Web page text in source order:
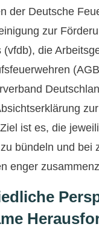
der Deutsche
zur
(vfdb), die
ist es, die
bündeln und bei
enger